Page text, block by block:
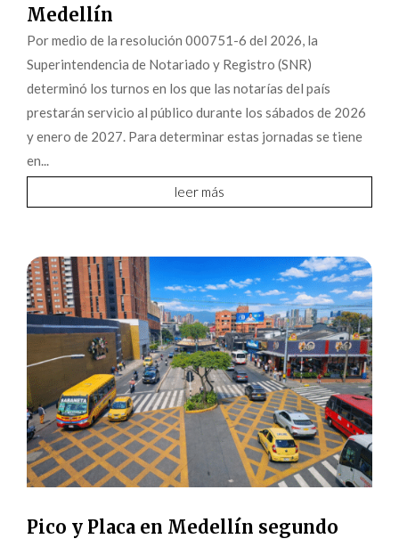
Medellín
Por medio de la resolución 000751-6 del 2026, la
Superintendencia de Notariado y Registro (SNR)
determinó los turnos en los que las notarías del país
prestarán servicio al público durante los sábados de 2026
y enero de 2027. Para determinar estas jornadas se tiene
en...
leer más
Pico y Placa en Medellín segundo